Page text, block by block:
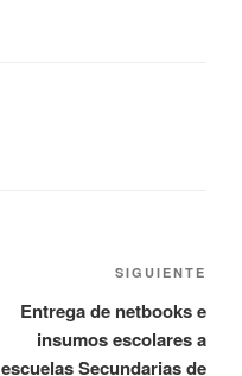
SIGUIENTE
Entrega de netbooks e
insumos escolares a
escuelas Secundarias de